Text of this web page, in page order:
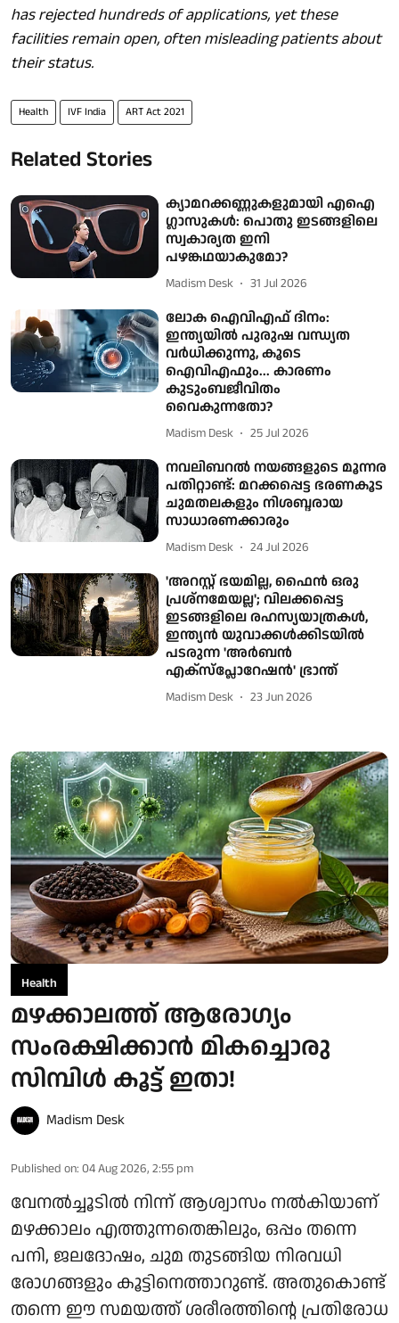
has rejected hundreds of applications, yet these
facilities remain open, often misleading patients about
their status.
Health IVF India ART Act 2021
Related Stories
ക്യാമറക്കണ്ണുകളുമായി എഐ
ഗ്ലാസുകൾ: പൊതു ഇടങ്ങളിലെ
സ്വകാര്യത ഇനി
പഴങ്കഥയാകുമോ?
Madism Desk 31 Jul 2026
ലോക ഐവിഎഫ് ദിനം:
ഇന്ത്യയിൽ പുരുഷ വന്ധ്യത
വർധിക്കുന്നു, കൂടെ
ഐവിഎഫും... കാരണം
കുടുംബജീവിതം
വൈകുന്നതോ?
Madism Desk 25 Jul 2026
നവലിബറൽ നയങ്ങളുടെ മൂന്നര
പതിറ്റാണ്ട്: മറക്കപ്പെട്ട ഭരണകൂട
ചുമതലകളും നിശബ്ദരായ
സാധാരണക്കാരും
Madism Desk 24 Jul 2026
'അറസ്റ്റ് ഭയമില്ല, ഫൈൻ ഒരു
പ്രശ്നമേയല്ല'; വിലക്കപ്പെട്ട
ഇടങ്ങളിലെ രഹസ്യയാത്രകൾ,
ഇന്ത്യൻ യുവാക്കൾക്കിടയിൽ
പടരുന്ന 'അർബൻ
എക്സ്പ്ലോറേഷൻ' ഭ്രാന്ത്
Madism Desk 23 Jun 2026
Health
മഴക്കാലത്ത് ആരോഗ്യം
സംരക്ഷിക്കാൻ മികച്ചൊരു
സിമ്പിൾ കൂട്ട് ഇതാ!
Madism Desk
Published on: 04 Aug 2026, 2:55 pm
വേനൽച്ചൂടിൽ നിന്ന് ആശ്വാസം നൽകിയാണ്
മഴക്കാലം എത്തുന്നതെങ്കിലും, ഒപ്പം തന്നെ
പനി, ജലദോഷം, ചുമ തുടങ്ങിയ നിരവധി
രോഗങ്ങളും കൂട്ടിനെത്താറുണ്ട്. അതുകൊണ്ട്
തന്നെ ഈ സമയത്ത് ശരീരത്തിന്റെ പ്രതിരോധ